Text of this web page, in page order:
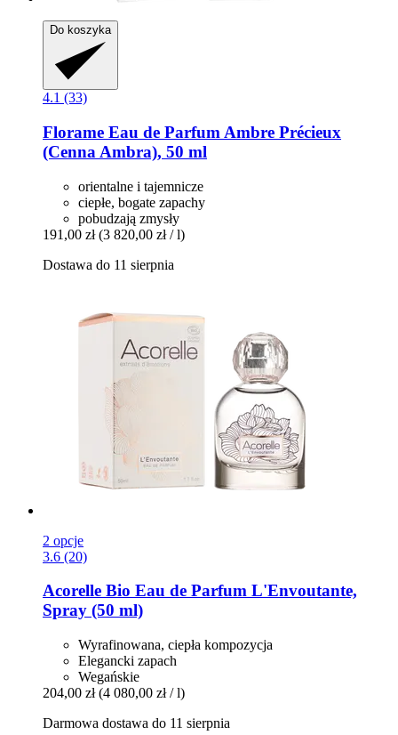
Do koszyka
4.1 (33)
Florame Eau de Parfum Ambre Précieux
(Cenna Ambra), 50 ml
orientalne i tajemnicze
ciepłe, bogate zapachy
pobudzają zmysły
191,00 zł (3 820,00 zł / l)
Dostawa do 11 sierpnia
2 opcje
3.6 (20)
Acorelle Bio Eau de Parfum L'Envoutante,
Spray (50 ml)
Wyrafinowana, ciepła kompozycja
Elegancki zapach
Wegańskie
204,00 zł (4 080,00 zł / l)
Darmowa dostawa do 11 sierpnia